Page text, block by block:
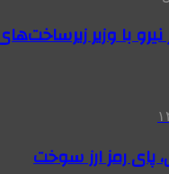
نیرو با وزیر
پای رمز ارز سوخت